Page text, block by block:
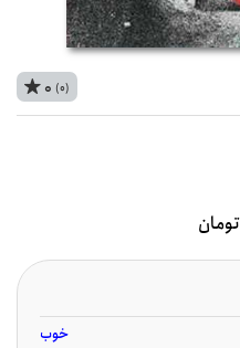
0 (0)
تومان
خوب